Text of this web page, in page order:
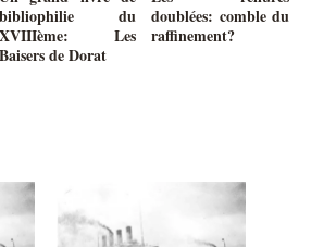
bibliophilie du
XVIIIème: Les
Baisers de Dorat
doublées: comble du
raffinement?